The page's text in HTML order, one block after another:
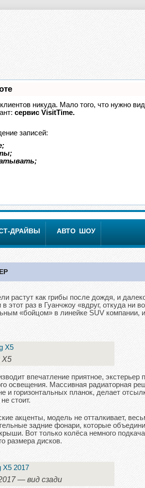
никуда. Мало того, что нужно
сервис VisitTime.
записей:
ДРАЙВЫ АВТО ШОУ
растут как грибы после дождя, и
этот раз в Гуанчжоу «вдруг, откуда ни
«бойцом» в линейке SUV компании,
X5
впечатление приятное, экстерьер
освещения. Массивная радиаторная
и горизонтальных планок, делает
стоит.
акценты, модель не отталкивает,
задние фонари, которые
Вот только колёса немного
размера дисков.
— вид сзади